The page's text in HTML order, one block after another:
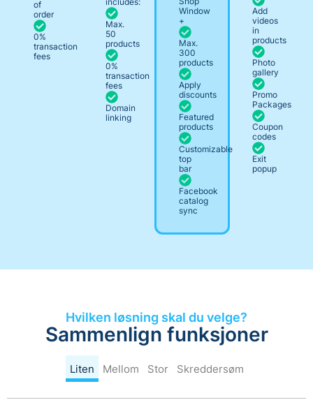
of
order
0%
transaction
fees
Max.
50
products
0%
transaction
fees
Domain
linking
Window
+
Max.
300
products
Apply
discounts
Featured
products
Customizable
top
bar
Facebook
catalog
sync
Add
videos
in
products
Photo
gallery
Promo
Packages
Coupon
codes
Exit
popup
Hvilken løsning skal du velge?
Sammenlign funksjoner
Liten Mellom Stor Skreddersøm